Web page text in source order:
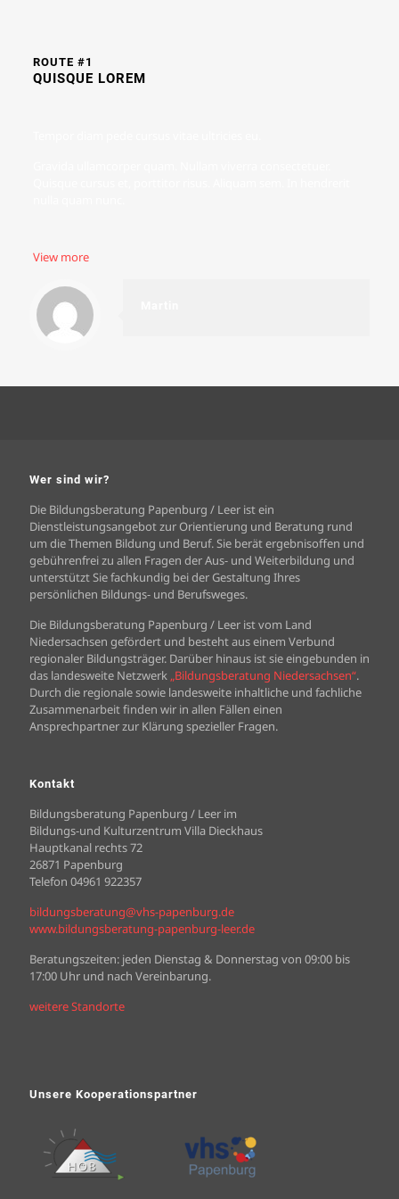
ROUTE #1
QUISQUE LOREM
View more
Wer sind wir?
Die Bildungsberatung Papenburg / Leer ist ein
Dienstleistungsangebot zur Orientierung und Beratung rund
um die Themen Bildung und Beruf. Sie berät ergebnisoffen und
gebührenfrei zu allen Fragen der Aus- und Weiterbildung und
unterstützt Sie fachkundig bei der Gestaltung Ihres
persönlichen Bildungs- und Berufsweges.
Die Bildungsberatung Papenburg / Leer ist vom Land
Niedersachsen gefördert und besteht aus einem Verbund
regionaler Bildungsträger. Darüber hinaus ist sie eingebunden in
das landesweite Netzwerk „Bildungsberatung Niedersachsen“.
Durch die regionale sowie landesweite inhaltliche und fachliche
Zusammenarbeit finden wir in allen Fällen einen
Ansprechpartner zur Klärung spezieller Fragen.
Kontakt
Bildungsberatung Papenburg / Leer im
Bildungs-und Kulturzentrum Villa Dieckhaus
Hauptkanal rechts 72
26871 Papenburg
Telefon 04961 922357
bildungsberatung@vhs-papenburg.de
www.bildungsberatung-papenburg-leer.de
Beratungszeiten: jeden Dienstag & Donnerstag von 09:00 bis
17:00 Uhr und nach Vereinbarung.
weitere Standorte
Unsere Kooperationspartner